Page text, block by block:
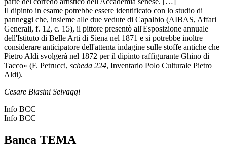
Il dipinto in esame potrebbe essere identificato con lo studio di
panneggi che, insieme alle due vedute di Capalbio (AIBAS, Affari
Generali, f. 12, c. 15), il pittore presentò all'Esposizione annuale
dell'Istituto di Belle Arti di Siena nel 1871 e si potrebbe inoltre
considerare anticipatore dell'attenta indagine sulle stoffe antiche che
Pietro Aldi svolgerà nel 1872 per il dipinto raffigurante Ghino di
Tacco» (F. Petrucci, scheda 224, Inventario Polo Culturale Pietro
Aldi).
Cesare Biasini Selvaggi
Info BCC
Info BCC
Banca TEMA